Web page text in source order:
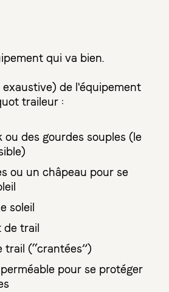
qui va bien.
de l'équipement
traileur :
ou des gourdes souples (le
ou un châpeau pour se
soleil
trail
trail (“crantées”)
pour se protéger